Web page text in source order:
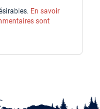
En savoir
sont